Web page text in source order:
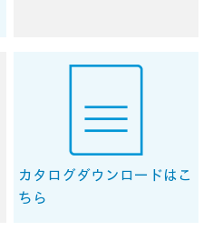
カタログダウンロードはこ
ちら